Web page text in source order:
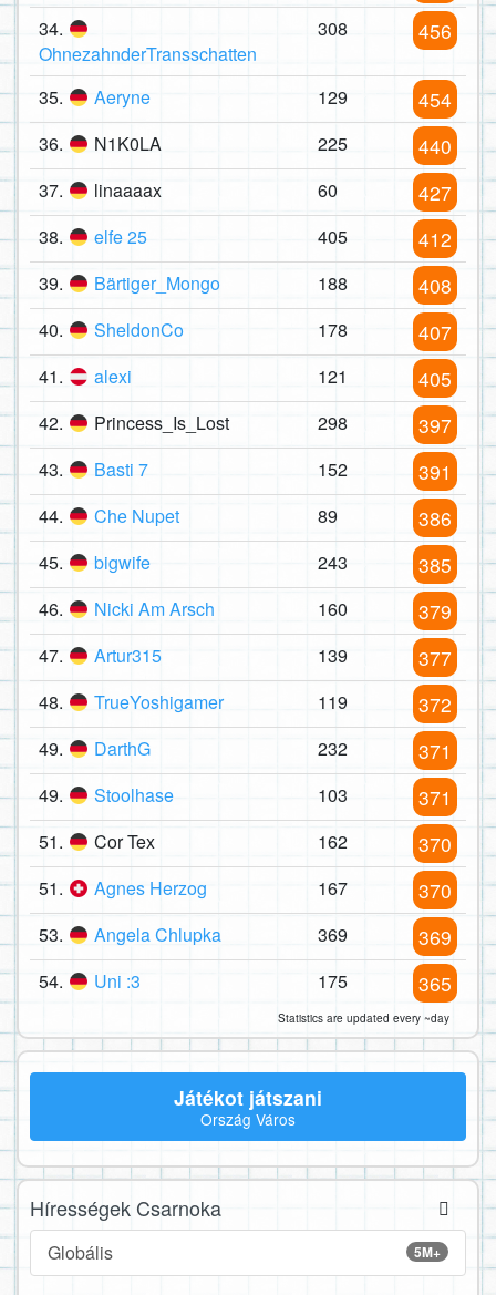
34.
OhnezahnderTransschatten
308 456
35. Aeryne 129 454
36. N1K0LA 225 440
37. linaaaax 60 427
38. elfe 25 405 412
39. Bärtiger_Mongo 188 408
40. SheldonCo 178 407
41. alexi 121 405
42. Princess_Is_Lost 298 397
43. Basti 7 152 391
44. Che Nupet 89 386
45. bigwife 243 385
46. Nicki Am Arsch 160 379
47. Artur315 139 377
48. TrueYoshigamer 119 372
49. DarthG 232 371
49. Stoolhase 103 371
51. Cor Tex 162 370
51. Agnes Herzog 167 370
53. Angela Chlupka 369 369
54. Uni :3 175 365
Statistics are updated every ~day
Játékot játszani
Ország Város
Hírességek Csarnoka
5M+
Globális